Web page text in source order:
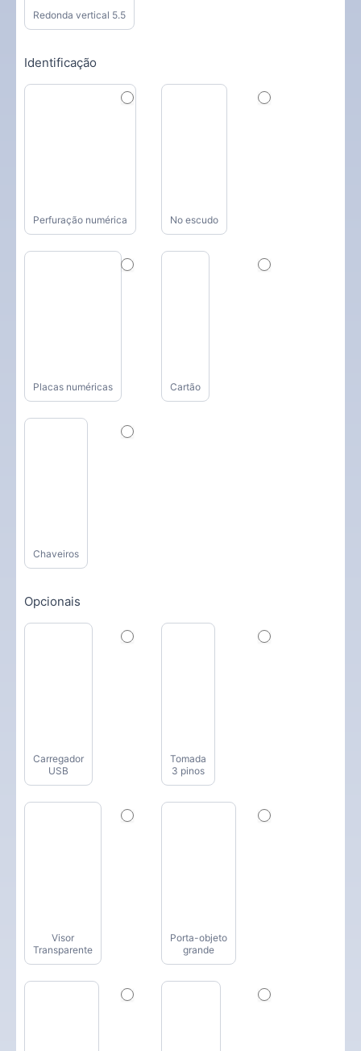
Redonda vertical 5.5
Identificação
Perfuração numérica No escudo
Placas numéricas Cartão
Chaveiros
Opcionais
Carregador
USB
Tomada
3 pinos
Visor
Transparente
Porta-objeto
grande